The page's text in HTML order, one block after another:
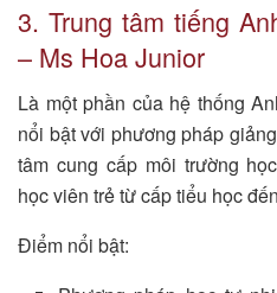
3. Trung tâm tiếng
– Ms Hoa Junior
Là một phần của hệ thống
nổi bật với phương pháp
tâm cung cấp môi trường
học viên trẻ từ cấp tiểu học
Điểm nổi bật: